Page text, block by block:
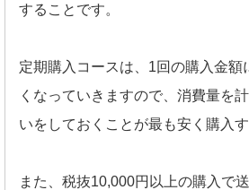
することです。
定期購入コースは、1回の購入金額
くなっていきますので、消費量を
いをしておくことが最も安く購入
また、税抜10,000円以上の購入で